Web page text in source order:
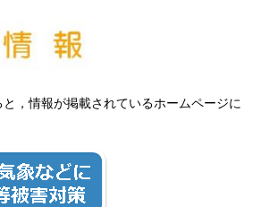
，情報が掲載されているホームページに